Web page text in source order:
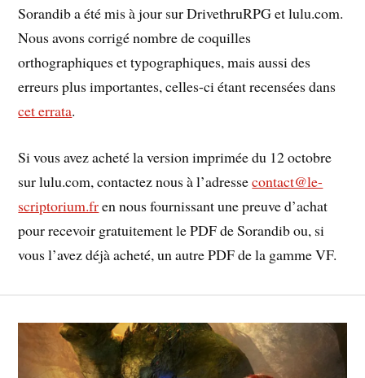
Sorandib a été mis à jour sur DrivethruRPG et lulu.com.
Nous avons corrigé nombre de coquilles
orthographiques et typographiques, mais aussi des
erreurs plus importantes, celles-ci étant recensées dans
cet errata.
Si vous avez acheté la version imprimée du 12 octobre
sur lulu.com, contactez nous à l’adressecontact@le-
scriptorium.fren nous fournissant une preuve d’achat
pour recevoir gratuitement le PDF de Sorandib ou, si
vous l’avez déjà acheté, un autre PDF de la gamme VF.